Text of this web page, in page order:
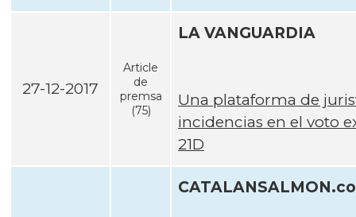
27-12-2017
Article
de
premsa
(75)
LA VANGUARDIA
Una plataforma de
incidencias en el voto
21D